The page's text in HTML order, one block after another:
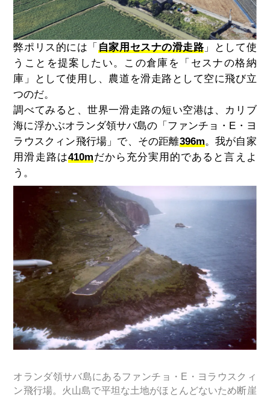
弊ポリス的には「 自家用セスナの滑走路 」として使
うことを提案したい。この倉庫を「セスナの格納
庫」として使用し、農道を滑走路として空に飛び立
つのだ。
調べてみると、世界一滑走路の短い空港は、カリブ
海に浮かぶオランダ領サバ島の「ファンチョ・E・ヨ
ラウスクィン飛行場」で、その距離396m。我が自家
用滑走路は410mだから充分実用的であると言えよ
う。
オランダ領サバ島にあるファンチョ・E・ヨラウスクィ
ン飛行場。火山島で平坦な土地がほとんどないため断崖